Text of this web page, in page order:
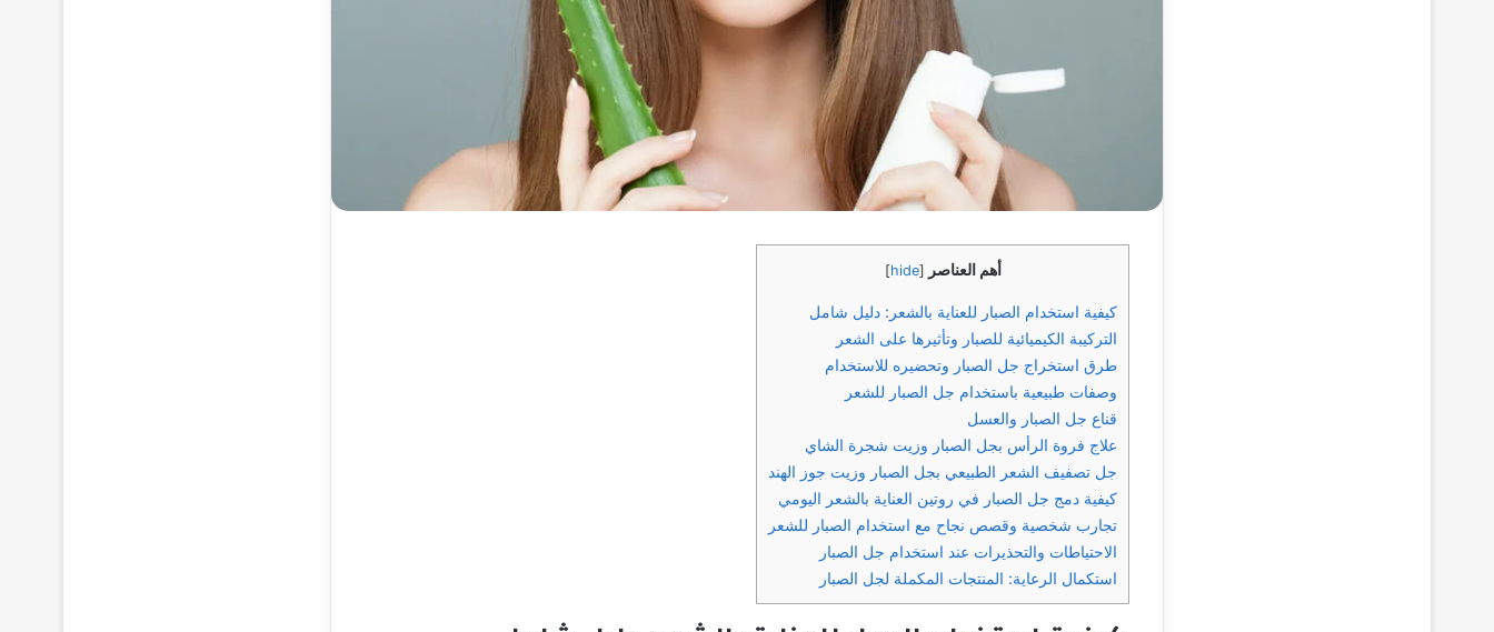
أهم العناصر [
hide
]
كيفية استخدام الصبار للعناية بالشعر: دليل شامل
التركيبة الكيميائية للصبار وتأثيرها على الشعر
طرق استخراج جل الصبار وتحضيره للاستخدام
وصفات طبيعية باستخدام جل الصبار للشعر
قناع جل الصبار والعسل
علاج فروة الرأس بجل الصبار وزيت شجرة الشاي
جل تصفيف الشعر الطبيعي بجل الصبار وزيت جوز الهند
كيفية دمج جل الصبار في روتين العناية بالشعر اليومي
تجارب شخصية وقصص نجاح مع استخدام الصبار للشعر
الاحتياطات والتحذيرات عند استخدام جل الصبار
استكمال الرعاية: المنتجات المكملة لجل الصبار